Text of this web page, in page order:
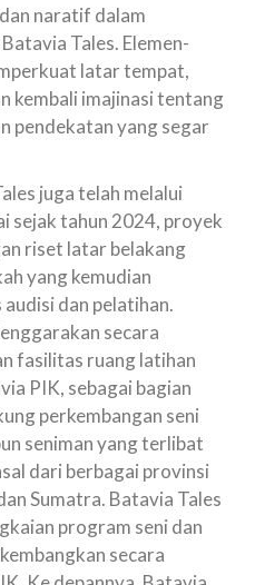
naratif dalam
Tales. Elemen-
latar tempat,
kembali imajinasi tentang
pendekatan yang segar
juga telah melalui
sejak tahun 2024, proyek
riset latar belakang
yang kemudian
dan pelatihan.
secara
fasilitas ruang latihan
PIK, sebagai bagian
perkembangan seni
seniman yang terlibat
dari berbagai provinsi
Sumatra. Batavia Tales
program seni dan
secara